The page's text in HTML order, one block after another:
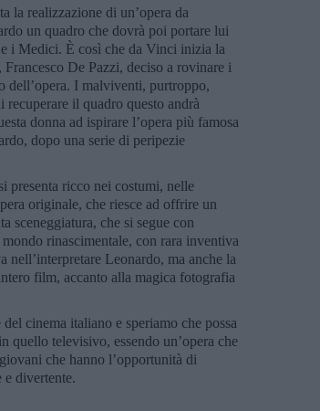
la realizzazione di un’opera da
un quadro che dovrà poi portare lui
i Medici. È così che da Vinci inizia la
De Pazzi, deciso a rovinare i
I malviventi, purtroppo,
il quadro questo andrà
donna ad ispirare l’opera più famosa
dopo una serie di peripezie
presenta ricco nei costumi, nelle
originale, che riesce ad offrire un
sceneggiatura, che si segue con
rinascimentale, con rara inventiva
nell’interpretare Leonardo, ma anche la
film, accanto alla magica fotografia
cinema italiano e speriamo che possa
quello televisivo, essendo un’opera che
che hanno l’opportunità di
divertente.